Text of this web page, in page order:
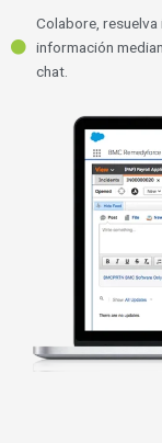
Colabore,
información
chat.